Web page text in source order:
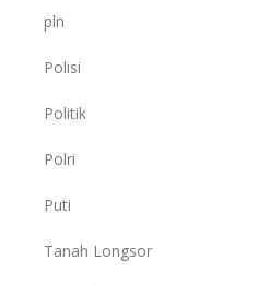
pln
Polisi
Politik
Polri
Puti
Tanah Longsor